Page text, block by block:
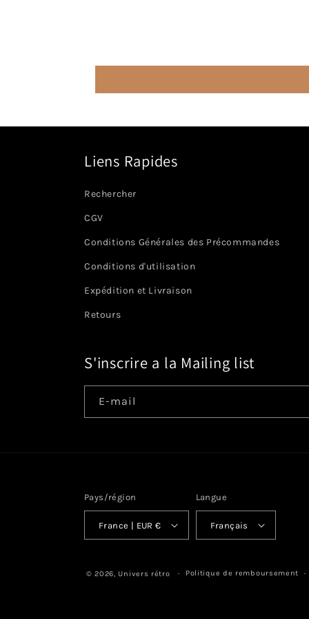
Liens Rapides
Rechercher
CGV
Conditions Générales des Précommandes
Conditions d'utilisation
Expédition et Livraison
Retours
S'inscrire a la Mailing list
E-mail
Pays/région
France | EUR €
Langue
Français
© 2026, Univers rétro Politique de remboursement